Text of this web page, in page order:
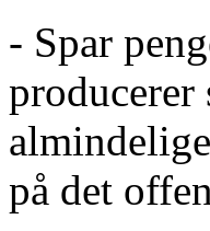
- Spar
producerer
på det